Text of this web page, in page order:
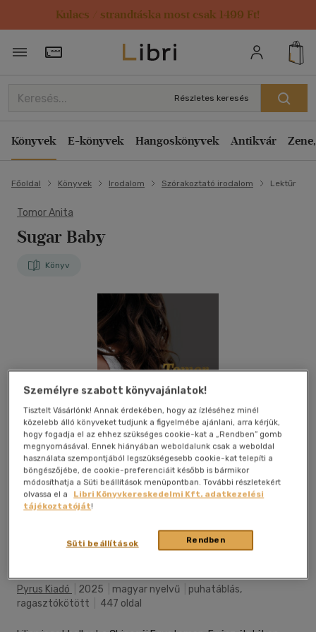
Kulacs / strandtáska most csak 1499 Ft!
Törzsvásárlói Kártya adatai
Részletes keresés
Könyvek E-könyvek Hangoskönyvek Antikvár
Főoldal Könyvek Irodalom Szórakoztató irodalom Lektűr
Tomor Anita
Sugar Baby
Könyv
Pyrus Kiadó
2025 magyar nyelvű
puhatáblás,
ragasztókötött
447 oldal
Személyre szabott könyvajánlatok!
Tisztelt Vásárlónk! Annak érdekében, hogy az ízléséhez minél
közelebb álló könyveket tudjunk a figyelmébe ajánlani, arra kérjük,
hogy fogadja el az ehhez szükséges cookie-kat a „Rendben” gomb
megnyomásával. Ennek hiányában weboldalunk csak a weboldal
használata szempontjából legszükségesebb cookie-kat telepíti a
böngészőjébe, de cookie-preferenciáit később is bármikor
módosíthatja a Süti beállítások menüpontban. További részletekért
olvassa el a
Libri Könyvkereskedelmi Kft. adatkezelési
tájékoztatóját!
Rendben
Süti beállítások